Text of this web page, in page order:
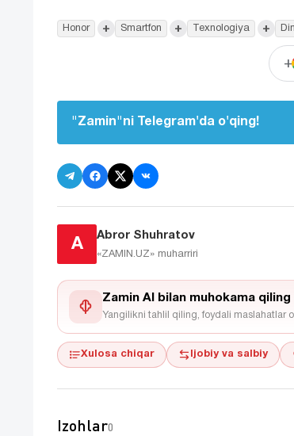
Honor + Smartfon + Texnologiya +
+
"Zamin"ni Telegram'da o'qing!
A
Abror Shuhratov
«ZAMIN.UZ» muharriri
Zamin AI bilan muhokama qiling
Yangilikni tahlil qiling, foydali maslahatlar
Xulosa chiqar Ijobiy va salbiy
Izohlar0